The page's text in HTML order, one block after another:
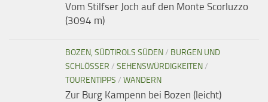
Vom Stilfser Joch auf den Monte Scorluzzo
(3094 m)
BOZEN, SÜDTIROLS SÜDEN/ BURGEN UND
SCHLÖSSER / SEHENSWÜRDIGKEITEN/
TOURENTIPPS / WANDERN
Zur Burg Kampenn bei Bozen (leicht)